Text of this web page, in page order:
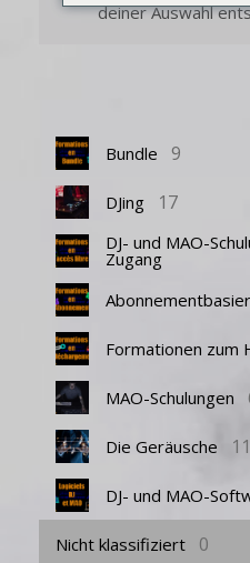
deiner Auswahl
Bundle 9
DJing 17
DJ- und MAO-
Zugang
Formationen zum
MAO-Schulungen
Die Geräusche
DJ- und MAO-
Nicht klassifiziert 0